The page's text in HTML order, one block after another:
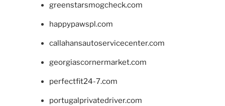
greenstarsmogcheck.com
happypawspl.com
callahansautoservicecenter.com
georgiascornermarket.com
perfectfit24-7.com
portugalprivatedriver.com